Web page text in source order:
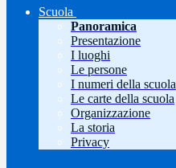
Scuola
Panoramica
Presentazione
I luoghi
Le persone
I numeri della scuola
Le carte della scuola
Organizzazione
La storia
Privacy